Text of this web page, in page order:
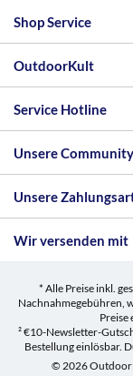
Shop Service
OutdoorKult
Service Hotline
Unsere
Unsere
Wir versenden mit
* Alle Preise inkl.
Nachnahmegebühren,
Preise
² €10-Newsletter-
Bestellung einlösbar.
© 2026